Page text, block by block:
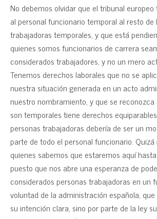
No debemos olvidar que el tribunal
al personal funcionario temporal al resto de
trabajadoras temporales, y que está
quienes somos funcionarios de carrera
considerados trabajadores, y no un mero
Tenemos derechos laborales que no se
nuestra situación generada en un acto
nuestro nombramiento, y que se
son temporales tiene derechos
personas trabajadoras debería de ser un
parte de todo el personal funcionario.
quienes sabemos que estaremos aquí
puesto que nos abre una esperanza de
considerados personas trabajadoras en un
voluntad de la administración española,
su intención clara, sino por parte de la ley